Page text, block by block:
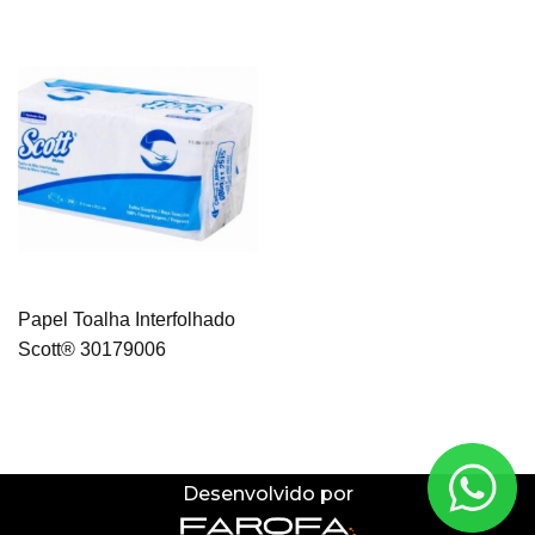
Papel Toalha Interfolhado
Scott® 30179006
Desenvolvido por